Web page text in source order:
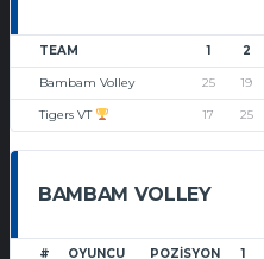
TEAM 1 2
Bambam Volley 25 19
Tigers VT 17 25
BAMBAM VOLLEY
# OYUNCU POZISYON 1